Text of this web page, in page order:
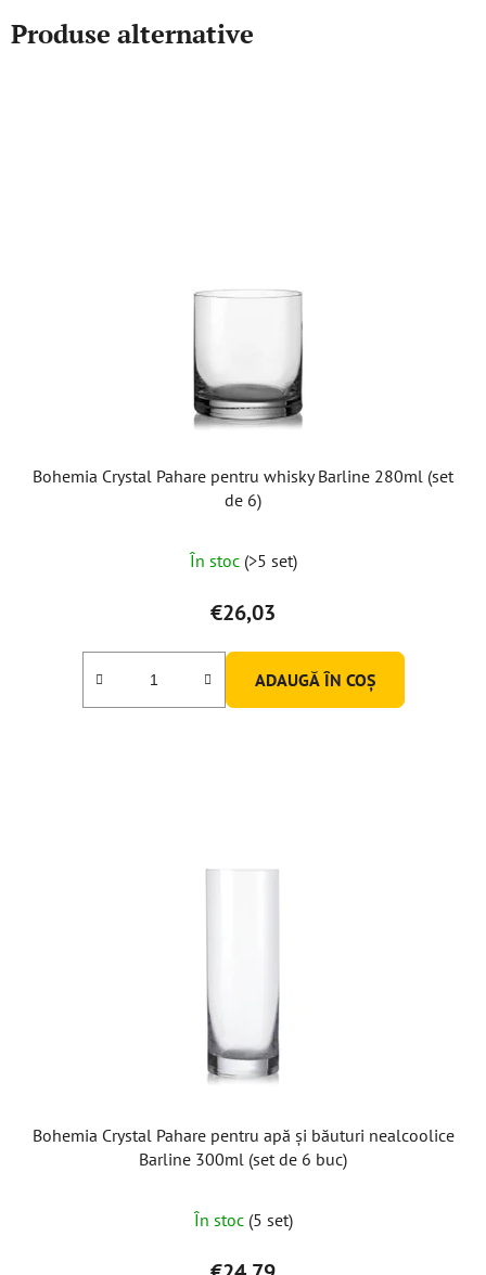
Produse alternative
Bohemia Crystal Pahare pentru whisky Barline 280ml (set
de 6)
În stoc (>5 set)
€26,03
ADAUGĂ ÎN COŞ
Bohemia Crystal Pahare pentru apă și băuturi nealcoolice
Barline 300ml (set de 6 buc)
În stoc (5 set)